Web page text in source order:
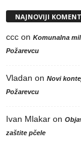
NAJNOVIJI
ccc on Komunalna
Požarevcu
Vladan on Novi
Požarevcu
Ivan Mlakar on
zaštite pčele